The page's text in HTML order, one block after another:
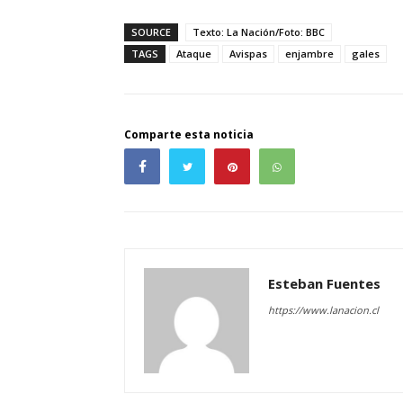
SOURCE
Texto: La Nación/Foto: BBC
TAGS
Ataque Avispas enjambre gales
Comparte esta noticia
Esteban Fuentes
https://www.lanacion.cl